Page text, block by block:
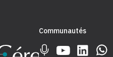
Communautés